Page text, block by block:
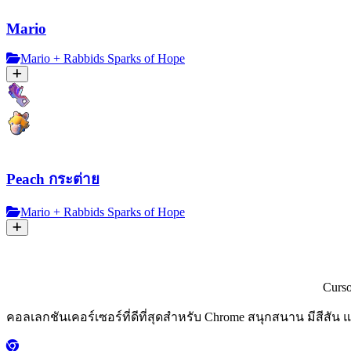
Mario
Mario + Rabbids Sparks of Hope
Peach กระต่าย
Mario + Rabbids Sparks of Hope
คอลเลกชันเคอร์เซอร์ที่ดีที่สุดสำหรับ Chrome สนุกสนาน มีสีสัน